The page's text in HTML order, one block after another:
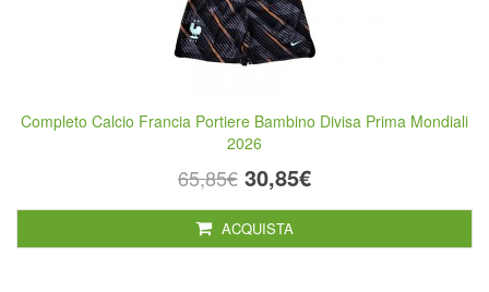
Completo Calcio Francia Portiere Bambino Divisa Prima Mondiali
2026
65,85€ 30,85€
ACQUISTA